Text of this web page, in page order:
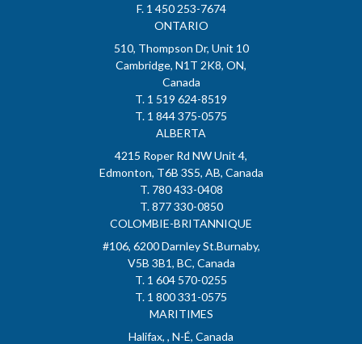
F. 1 450 253-7674
ONTARIO
510, Thompson Dr, Unit 10
Cambridge, N1T 2K8, ON,
Canada
T. 1 519 624-8519
T. 1 844 375-0575
ALBERTA
4215 Roper Rd NW Unit 4,
Edmonton, T6B 3S5, AB, Canada
T. 780 433-0408
T. 877 330-0850
COLOMBIE-BRITANNIQUE
#106, 6200 Darnley St.Burnaby,
V5B 3B1, BC, Canada
T. 1 604 570-0255
T. 1 800 331-0575
MARITIMES
Halifax, , N-É, Canada